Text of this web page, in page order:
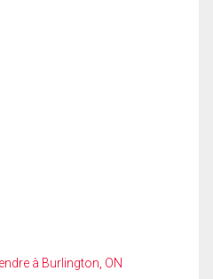
à Burlington, ON